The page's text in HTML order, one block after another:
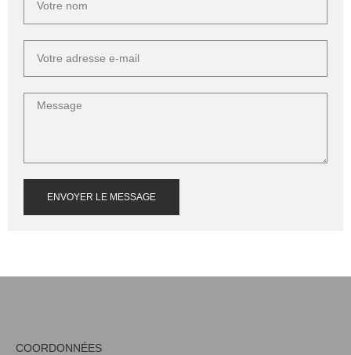
ENVOYER LE MESSAGE
COORDONNÉES